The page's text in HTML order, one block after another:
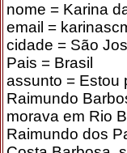
nome = Karina
email =
cidade = São
Pais = Brasil
assunto = Estou
Raimundo
morava em Rio
Raimundo dos